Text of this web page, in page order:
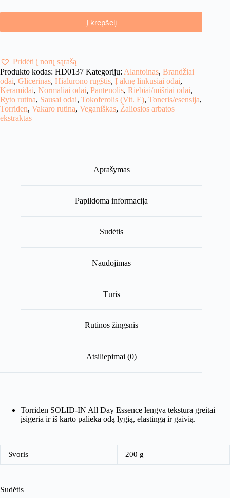
Į krepšelį
Pridėti į norų sąrašą
Produkto kodas: HD0137 Kategorijų: Alantoinas, Brandžiai
odai, Glicerinas, Hialurono rūgštis, Į aknę linkusiai odai,
Keramidai, Normaliai odai, Pantenolis, Riebiai/mišriai odai,
Ryto rutina, Sausai odai, Tokoferolis (Vit. E), Toneris/esensija,
Torriden, Vakaro rutina, Veganiškas, Žaliosios arbatos
ekstraktas
Aprašymas
Papildoma informacija
Sudėtis
Naudojimas
Tūris
Rutinos žingsnis
Atsiliepimai (0)
Torriden SOLID-IN All Day Essence lengva tekstūra greitai
įsigeria ir iš karto palieka odą lygią, elastingą ir gaivią.
Svoris 200 g
Sudėtis